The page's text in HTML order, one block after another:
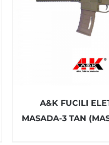
A&K FUCILI
MASADA-3 TAN